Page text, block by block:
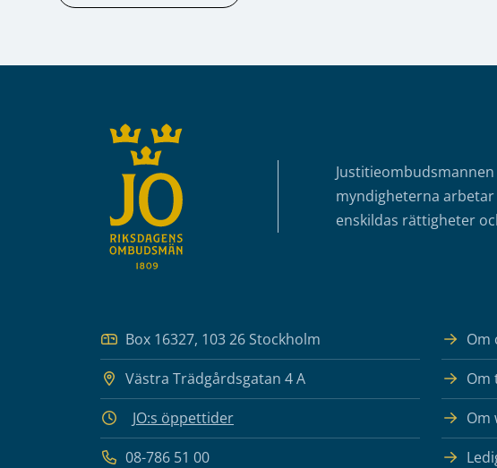
myndigheterna
enskildas rättigheter
Box 16327, 103 26 Stockholm
Västra Trädgårdsgatan 4 A
JO:s öppettider
08-786 51 00
Om
Om
Om